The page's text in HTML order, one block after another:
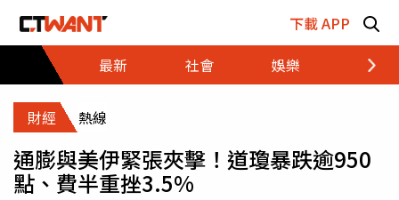
下載 APP
最新
社會 娛樂 財經
財經 熱線
通膨與美伊緊張夾擊！道瓊暴跌逾950
點、費半重挫3.5%